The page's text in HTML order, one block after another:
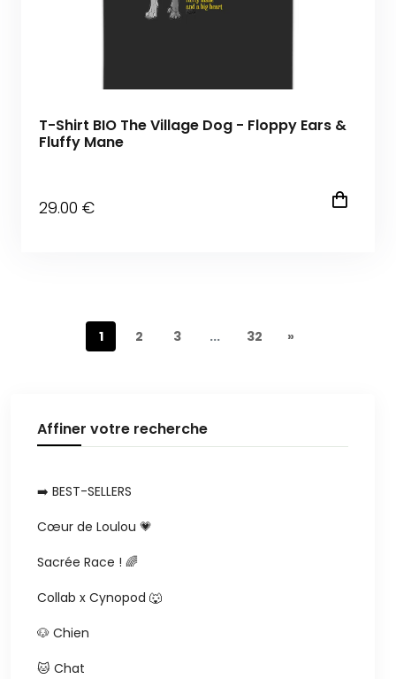
T-Shirt BIO The Village Dog - Floppy Ears &
Fluffy Mane
29.00 €
1 2 3 ... 32 »
Affiner votre recherche
➡️ BEST-SELLERS
Cœur de Loulou 💗
Sacrée Race ! 🌈
Collab x Cynopod 🐺
🐶 Chien
🐱 Chat